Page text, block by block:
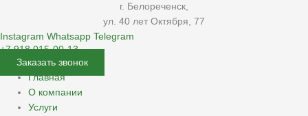
г. Белореченск,
ул. 40 лет Октября, 77
Instagram Whatsapp Telegram
+7 918 015-00-13
Заказать звонок
Главная
О компании
Услуги